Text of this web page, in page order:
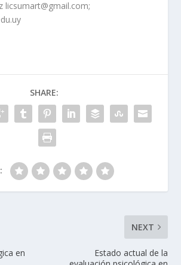
licsumart@gmail.com;
SHARE:
en
NEXT
Estado actual de la